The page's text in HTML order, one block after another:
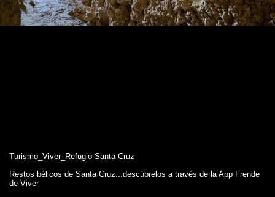
Turismo_Viver_Refugio Santa Cruz
Restos bélicos de Santa Cruz...descúbrelos a través de la App Frende
de Viver